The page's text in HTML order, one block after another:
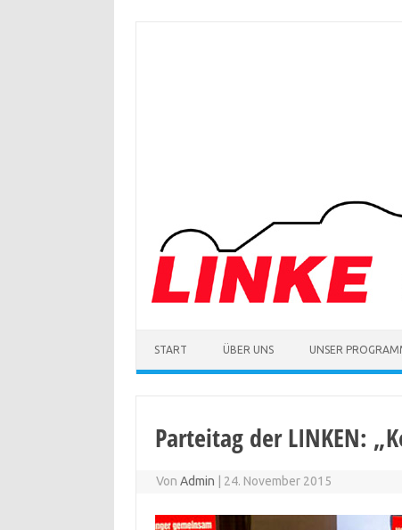
START ÜBER UNS UNSER
Parteitag der LINKEN:
VonAdmin 24. November 2015